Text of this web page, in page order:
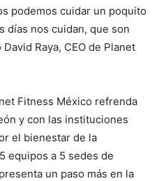
podemos cuidar un poquito
días nos cuidan, que son
Raya, CEO de Planet
Fitness México refrenda
y con las instituciones
el bienestar de la
equipos a 5 sedes de
un paso más en la